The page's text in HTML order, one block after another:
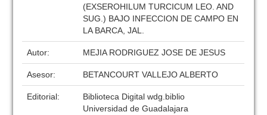
(EXSEROHILUM TURCICUM LEO. AND
SUG.) BAJO INFECCION DE CAMPO EN
LA BARCA, JAL.
Autor: MEJIA RODRIGUEZ JOSE DE JESUS
Asesor: BETANCOURT VALLEJO ALBERTO
Editorial:
Biblioteca Digital wdg.biblio
Universidad de Guadalajara